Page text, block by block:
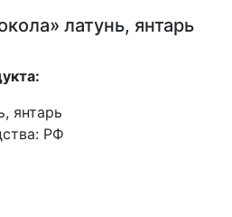
латунь, янтарь
янтарь
РФ